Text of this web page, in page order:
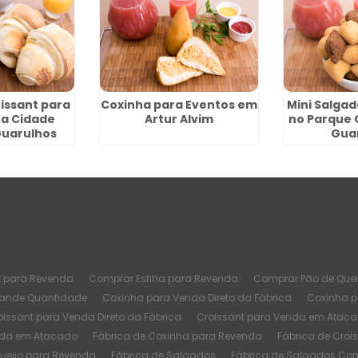
para
Cidade
Coxinha para Eventos em
Artur Alvim
Mini
no Parque
Revenda Comprar Esfiha para Revenda Comprar Pão de
Quantidade Coxinha para Venda Direto da Fábrica
Coxinha
para Venda Direto da Fábrica Croissant para Venda em
em Atacado Fábrica de Coxinha para Revenda
Fábrica de
para Revenda Fábrica de Salgados Fábrica de Salgados